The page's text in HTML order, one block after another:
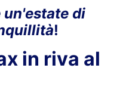
un'estate di
!
in riva al